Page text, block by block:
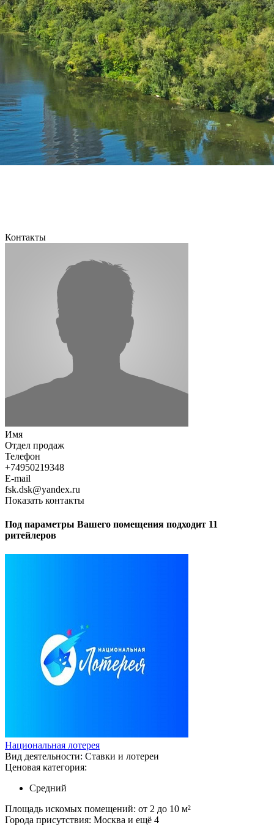
Контакты
Имя
Отдел продаж
Телефон
+74950219348
E-mail
fsk.dsk@yandex.ru
Показать контакты
Под параметры Вашего помещения подходит 11
ритейлеров
Национальная лотерея
Вид деятельности: Ставки и лотереи
Ценовая категория:
Средний
Площадь искомых помещений: от 2 до 10 м²
Города присутствия: Москва и ещё 4